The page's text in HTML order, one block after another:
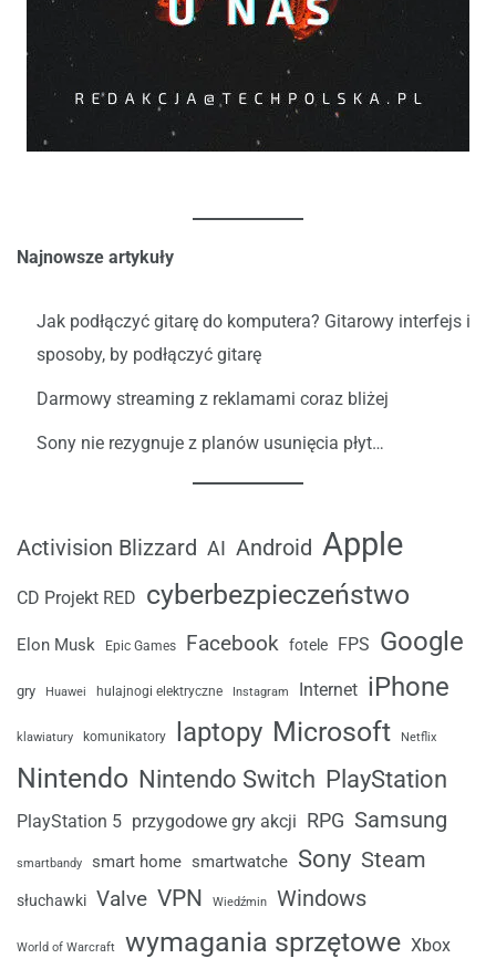
Najnowsze artykuły
Jak podłączyć gitarę do komputera? Gitarowy interfejs i
sposoby, by podłączyć gitarę
Darmowy streaming z reklamami coraz bliżej
Sony nie rezygnuje z planów usunięcia płyt…
Activision Blizzard AI Android Apple
CD Projekt RED cyberbezpieczeństwo
Elon Musk Epic Games Facebook fotele FPS Google
gry Huawei hulajnogi elektryczne Instagram Internet iPhone
klawiatury komunikatory laptopy Microsoft Netflix
Nintendo Nintendo Switch PlayStation
PlayStation 5 przygodowe gry akcji RPG Samsung
smartbandy smart home smartwatche Sony Steam
słuchawki Valve VPN Wiedźmin Windows
World of Warcraft wymagania sprzętowe Xbox